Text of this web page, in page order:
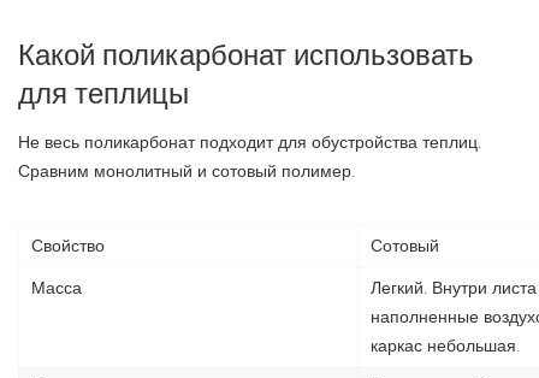
Какой поликарбонат использовать
для теплицы
Не весь поликарбонат подходит для обустройства теплиц.
Сравним монолитный и сотовый полимер.
Свойство Сотовый
Масса
Легкий. Внутри
наполненные
каркас небольшая.